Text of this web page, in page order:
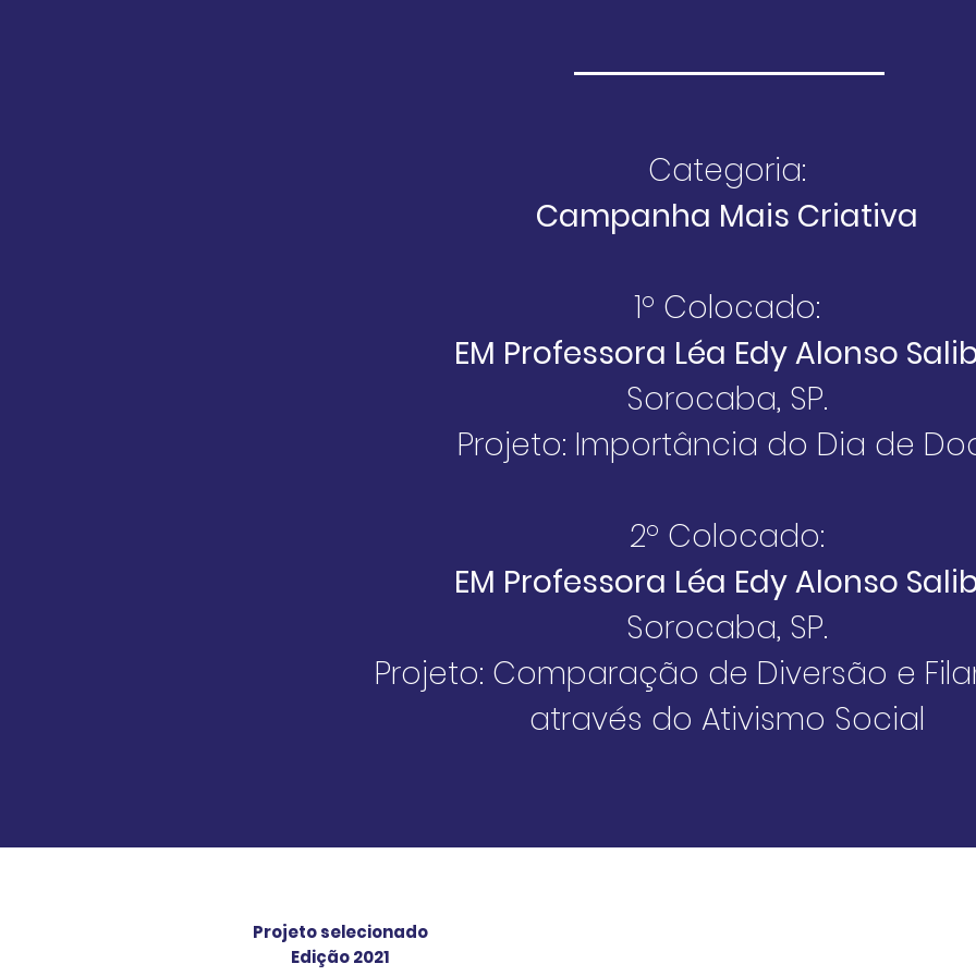
Categoria:
Campanha Mais Criativa
1º Colocado:
EM Professora Léa Edy Alonso
Sorocaba, SP.
Projeto: Importância do Dia de
2º Colocado:
EM Professora Léa Edy Alonso
Sorocaba, SP.
Projeto: Comparação de Diversão e
através do Ativismo Social
Projeto selecionado
Edição 2021